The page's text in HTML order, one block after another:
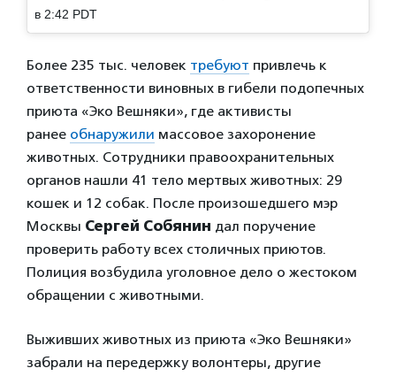
в 2:42 PDT
Более 235 тыс. человек требуют привлечь к
ответственности виновных в гибели подопечных
приюта «Эко Вешняки», где активисты
ранее обнаружили массовое захоронение
животных. Сотрудники правоохранительных
органов нашли 41 тело мертвых животных: 29
кошек и 12 собак. После произошедшего мэр
Москвы Сергей Собянин дал поручение
проверить работу всех столичных приютов.
Полиция возбудила уголовное дело о жестоком
обращении с животными.
Выживших животных из приюта «Эко Вешняки»
забрали на передержку волонтеры, другие